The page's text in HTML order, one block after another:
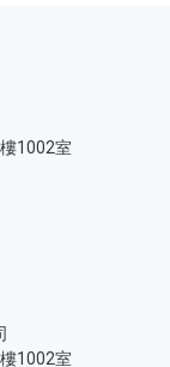
1002室
1002室